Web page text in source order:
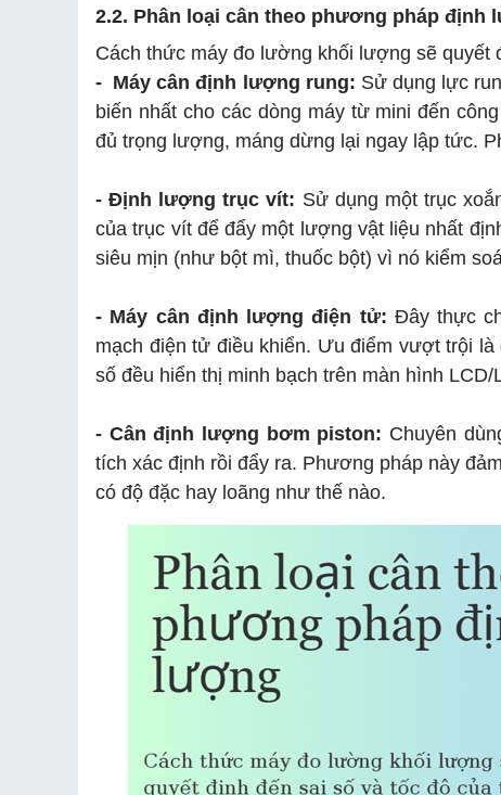
2.2. Phân loại cân theo phương pháp định
Cách thức máy đo lường khối lượng sẽ quyết
- Máy cân định lượng rung: Sử dụng lực
biến nhất cho các dòng máy từ mini đến
đủ trọng lượng, máng dừng lại ngay lập tức.
- Định lượng trục vít: Sử dụng một trục
của trục vít để đẩy một lượng vật liệu nhất
siêu mịn (như bột mì, thuốc bột) vì nó kiểm
- Máy cân định lượng điện tử: Đây thực
mạch điện tử điều khiển. Ưu điểm vượt trội
số đều hiển thị minh bạch trên màn hình
- Cân định lượng bơm piston: Chuyên
tích xác định rồi đẩy ra. Phương pháp này
có độ đặc hay loãng như thế nào.